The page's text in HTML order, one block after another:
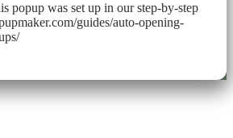
popup was set up in our step-by-step
guides/auto-opening-